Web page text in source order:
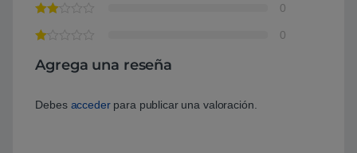
0
0
Agrega una reseña
Debes accederpara publicar una valoración.